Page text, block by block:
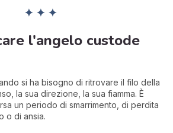
✦ ✦ ✦
l'angelo custode
si ha bisogno di ritrovare il filo della
la sua direzione, la sua fiamma. È
un periodo di smarrimento, di perdita
o di ansia.